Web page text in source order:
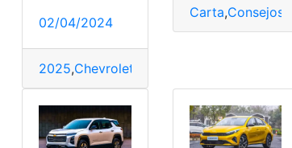
Presentación,Primeras Qashqai,SUV
02/04/2024
2025,Chevrolet
Carta,Consejos